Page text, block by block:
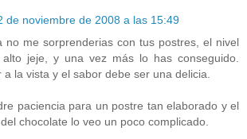
de noviembre de 2008 a las 15:49
no me sorprenderias con tus postres, el nivel
jeje, y una vez más lo has conseguido.
a la vista y el sabor debe ser una delicia.
paciencia para un postre tan elaborado y el
chocolate lo veo un poco complicado.